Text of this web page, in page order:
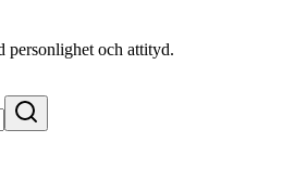
personlighet och attityd.